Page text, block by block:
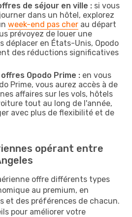
de séjour en ville : si vous
dans un hôtel, explorez
week-end pas cher au départ
prévoyez de louer une
déplacer en États-Unis, Opodo
des réductions significatives
Opodo Prime : en vous
Prime, vous aurez accès à de
affaires sur les vols, hôtels
tout au long de l'année,
avec plus de flexibilité et de
opérant entre
offre différents types
au premium, en
et des préférences de chacun.
pour améliorer votre